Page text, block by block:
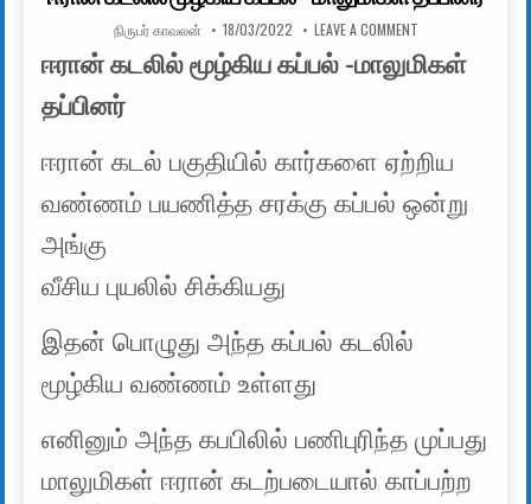
AUTHOR:
நிருபர் காவலன் PUBLISHED DATE:
18/03/2022 LEAVE A COMMENTON ஈரான் கடலில்
ஈரான் கடலில் மூழ்கிய கப்பல் -மாலுமிகள்
தப்பினர்
ஈரான் கடல் பகுதியில் கார்களை ஏற்றிய
வண்ணம் பயணித்த சரக்கு கப்பல் ஒன்று
அங்கு
வீசிய புயலில் சிக்கியது
இதன் பொழுது அந்த கப்பல் கடலில்
மூழ்கிய வண்ணம் உள்ளது
எனினும் அந்த கபபிலில் பணிபுரிந்த முப்பது
மாலுமிகள் ஈரான் கடற்படையால் காப்பற்ற